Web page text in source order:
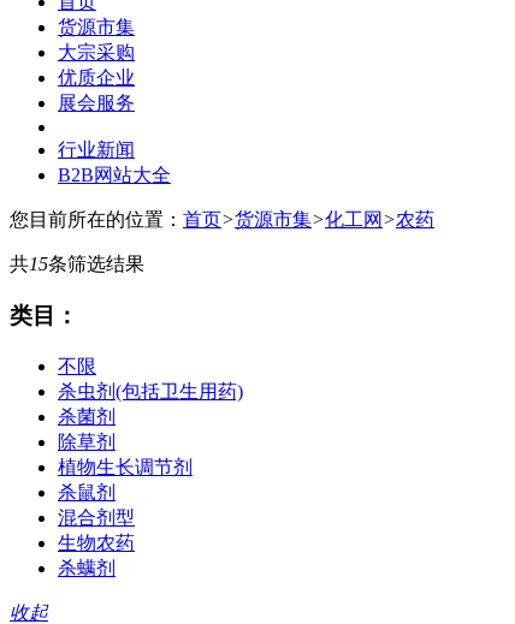
货源市集
大宗采购
优质企业
展会服务
行业新闻
B2B网站大全
您目前所在的位置： 首页>货源市集>化工网 >农药
共15条筛选结果
类目：
不限
杀虫剂(包括卫生用药)
杀菌剂
除草剂
植物生长调节剂
杀鼠剂
混合剂型
生物农药
杀螨剂
收起